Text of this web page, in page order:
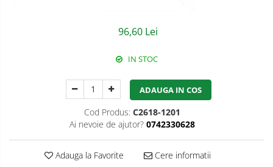
Centuri
Mijloace de legatura
96,60 Lei
IN STOC
ADAUGA IN COS
Cod Produs: C2618-1201
Ai nevoie de ajutor? 0742330628
Adauga la Favorite Cere informatii